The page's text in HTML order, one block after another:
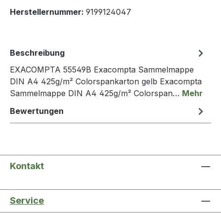
Herstellernummer: 9199124047
Beschreibung
EXACOMPTA 55549B Exacompta Sammelmappe
DIN A4 425g/m² Colorspankarton gelb Exacompta
Sammelmappe DIN A4 425g/m² Colorspan… Mehr
Bewertungen
Kontakt
Service